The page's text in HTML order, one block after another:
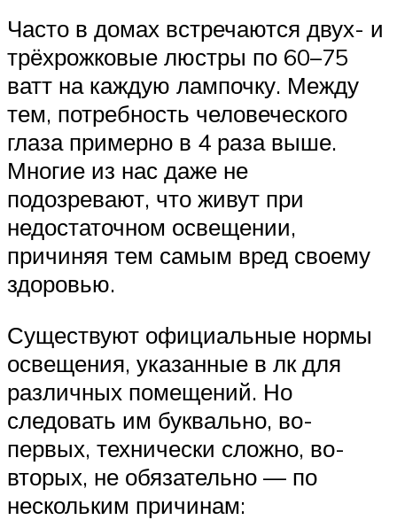
Часто в домах встречаются двух- и
трёхрожковые люстры по 60–75
ватт на каждую лампочку. Между
тем, потребность человеческого
глаза примерно в 4 раза выше.
Многие из нас даже не
подозревают, что живут при
недостаточном освещении,
причиняя тем самым вред своему
здоровью.
Существуют официальные нормы
освещения, указанные в лк для
различных помещений. Но
следовать им буквально, во-
первых, технически сложно, во-
вторых, не обязательно — по
нескольким причинам: